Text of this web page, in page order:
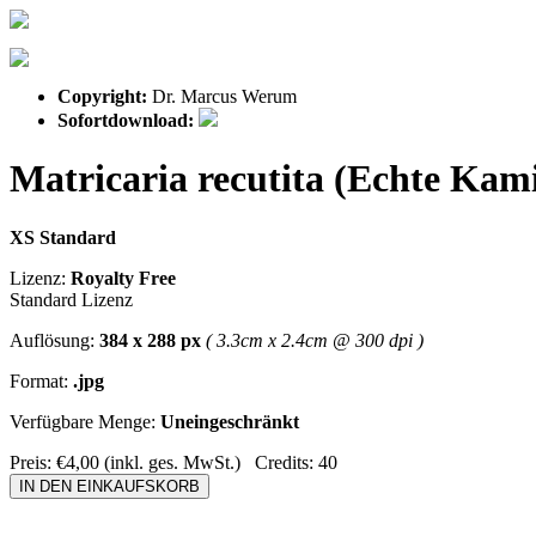
Copyright: Dr. Marcus Werum
Sofortdownload:
Matricaria recutita (Echte
XS Standard
Lizenz: Royalty Free
Standard Lizenz
Auflösung: 384 x 288 px ( 3.3cm x 2.4cm @ 300 dpi )
Format: .jpg
Verfügbare Menge: Uneingeschränkt
Preis: €4,00 (inkl. ges. MwSt.) Credits: 40